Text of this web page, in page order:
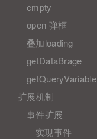
empty
open 弹框
叠加loading
getDataBrage
getQueryVariable
扩展机制
事件扩展
实现事件